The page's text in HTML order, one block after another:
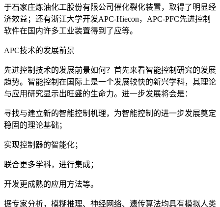
于石家庄炼油化工股份有限公司催化裂化装置，取得了明显经
济效益；还有浙江大学开发APC-Hiecon，APC-PFC先进控制
软件在国内许多工业装置得到了应等。
APC技术的发展前景
先进控制技术的发展前景如何？首先来看智能控制研究的发展
趋势。智能控制在国际上是一个发展较快的新兴学科，其理论
与应用研究显示出旺盛的生命力。进一步发展将会是：
寻找与建立新的智能控制机理，为智能控制的进一步发展奠定
稳固的理论基础；
实现控制器的智能化；
联合更多学科，进行集成；
开发更成熟的应用方法等。
据专家分析，模糊推理、神经网络、遗传算法均具有模拟人类